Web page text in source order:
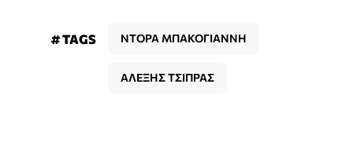
# TAGS ΝΤΟΡΑ ΜΠΑΚΟΓΙΑΝΝΗ
ΑΛΕΞΗΣ ΤΣΙΠΡΑΣ